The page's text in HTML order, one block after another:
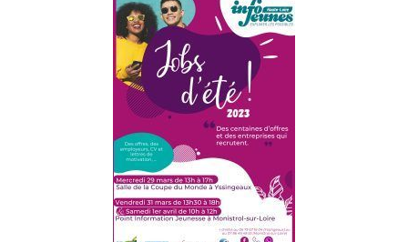
RECHERCHER
S'ABONNER
S'INSCRIRE À LA NEWSLETTER
FACEBOOKINSTAGRAM
LINKEDIN